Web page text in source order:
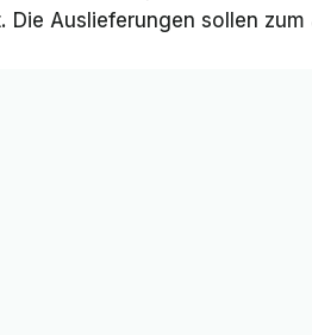
Die Auslieferungen sollen